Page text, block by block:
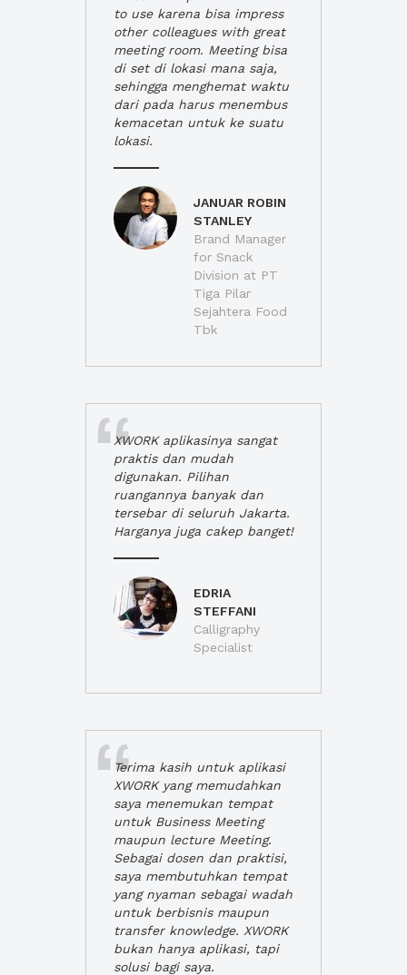
to use karena bisa impress
other colleagues with great
meeting room. Meeting bisa
di set di lokasi mana saja,
sehingga menghemat waktu
dari pada harus menembus
kemacetan untuk ke suatu
lokasi.
JANUAR ROBIN
STANLEY
Brand Manager
for Snack
Division at PT
Tiga Pilar
Sejahtera Food
Tbk
XWORK aplikasinya sangat
praktis dan mudah
digunakan. Pilihan
ruangannya banyak dan
tersebar di seluruh Jakarta.
Harganya juga cakep banget!
EDRIA
STEFFANI
Calligraphy
Specialist
Terima kasih untuk aplikasi
XWORK yang memudahkan
saya menemukan tempat
untuk Business Meeting
maupun lecture Meeting.
Sebagai dosen dan praktisi,
saya membutuhkan tempat
yang nyaman sebagai wadah
untuk berbisnis maupun
transfer knowledge. XWORK
bukan hanya aplikasi, tapi
solusi bagi saya.